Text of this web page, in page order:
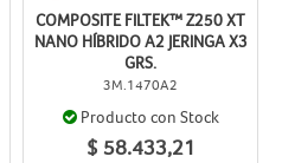
COMPOSITE FILTEK™ Z250 XT
NANO HÍBRIDO A2 JERINGA X3
GRS.
3M.1470A2
Producto con Stock
$ 58.433,21